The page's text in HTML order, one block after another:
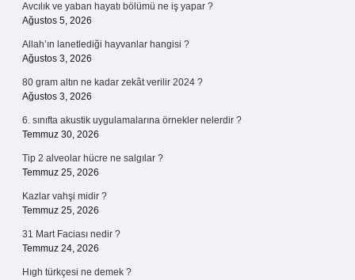
Avcılık ve yaban hayatı bölümü ne iş yapar ?
Ağustos 5, 2026
Allah’ın lanetlediği hayvanlar hangisi ?
Ağustos 3, 2026
80 gram altın ne kadar zekât verilir 2024 ?
Ağustos 3, 2026
6. sınıfta akustik uygulamalarına örnekler nelerdir ?
Temmuz 30, 2026
Tip 2 alveolar hücre ne salgılar ?
Temmuz 25, 2026
Kazlar vahşi midir ?
Temmuz 25, 2026
31 Mart Faciası nedir ?
Temmuz 24, 2026
Hıgh türkçesi ne demek ?